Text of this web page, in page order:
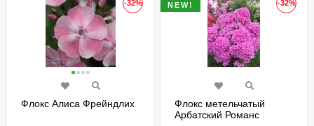
-32%
Флокс Алиса Фрейндлих
-32%
NEW!
Флокс метельчатый
Арбатский Романс